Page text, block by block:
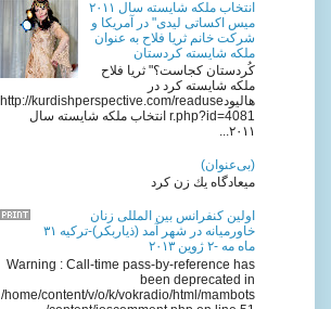
انتخاب ملکه شایسته سال ٢٠١١
میس اکساتی لیدی" در آمریکا و
شرکت خانم ثریا فلاح به عنوان
ملکه شایسته کردستان
کُردستان کجاست؟" ثریا فلاح
ملکه شایسته کرد در
هالیودhttp://kurdishperspective.com/readuse
r.php?id=4081 انتخاب ملکه شایسته سال
٢٠١١...
(بی‌عنوان)
میعادگاه یك زن كرد
اولين كنفرانس بين المللى زنان
خاورميانه در شهر آمد (ذياربكر)-تركيه ٣١
ماه مه -٢ ژوين ٢٠١٣
Warning : Call-time pass-by-reference has
been deprecated in
/home/content/v/o/k/vokradio/html/mambots